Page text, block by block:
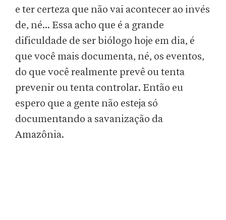
e ter certeza que não vai acontecer ao invés
de, né... Essa acho que é a grande
dificuldade de ser biólogo hoje em dia, é
que você mais documenta, né, os eventos,
do que você realmente prevê ou tenta
prevenir ou tenta controlar. Então eu
espero que a gente não esteja só
documentando a savanização da
Amazônia.